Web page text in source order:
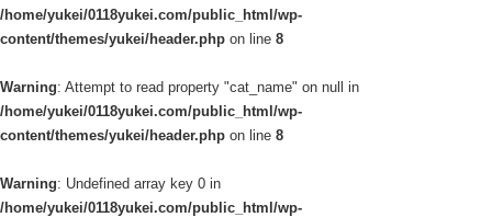
/home/yukei/0118yukei.com/public_html/wp-
content/themes/yukei/header.php on line 8
Warning: Attempt to read property "cat_name" on null in
/home/yukei/0118yukei.com/public_html/wp-
content/themes/yukei/header.php on line 8
Warning: Undefined array key 0 in
/home/yukei/0118yukei.com/public_html/wp-